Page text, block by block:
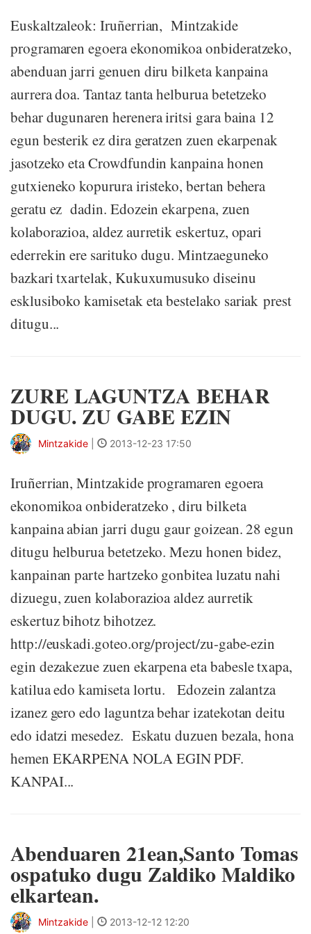
Euskaltzaleok: Iruñerrian, Mintzakide
programaren egoera ekonomikoa onbideratzeko,
abenduan jarri genuen diru bilketa kanpaina
aurrera doa. Tantaz tanta helburua betetzeko
behar dugunaren herenera iritsi gara baina 12
egun besterik ez dira geratzen zuen ekarpenak
jasotzeko eta Crowdfundin kanpaina honen
gutxieneko kopurura iristeko, bertan behera
geratu ez dadin. Edozein ekarpena, zuen
kolaborazioa, aldez aurretik eskertuz, opari
ederrekin ere sarituko dugu. Mintzaeguneko
bazkari txartelak, Kukuxumusuko diseinu
esklusiboko kamisetak eta bestelako sariak prest
ditugu...
ZURE LAGUNTZA BEHAR
DUGU. ZU GABE EZIN
Mintzakide 2013-12-23 17:50
Iruñerrian, Mintzakide programaren egoera
ekonomikoa onbideratzeko , diru bilketa
kanpaina abian jarri dugu gaur goizean. 28 egun
ditugu helburua betetzeko. Mezu honen bidez,
kanpainan parte hartzeko gonbitea luzatu nahi
dizuegu, zuen kolaborazioa aldez aurretik
eskertuz bihotz bihotzez.
http://euskadi.goteo.org/project/zu-gabe-ezin
egin dezakezue zuen ekarpena eta babesle txapa,
katilua edo kamiseta lortu. Edozein zalantza
izanez gero edo laguntza behar izatekotan deitu
edo idatzi mesedez. Eskatu duzuen bezala, hona
hemen EKARPENA NOLA EGIN PDF.
KANPAI...
Abenduaren 21ean,Santo Tomas
ospatuko dugu Zaldiko Maldiko
elkartean.
Mintzakide 2013-12-12 12:20